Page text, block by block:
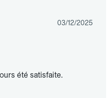
03/12/2025
été satisfaite.